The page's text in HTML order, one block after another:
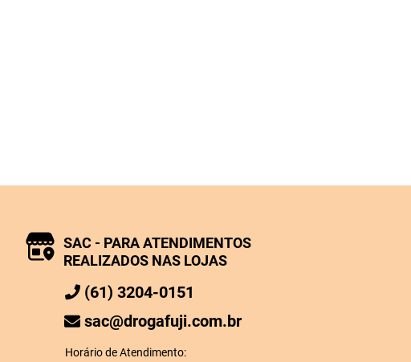
SAC - PARA ATENDIMENTOS
REALIZADOS NAS LOJAS
(61) 3204-0151
sac@drogafuji.com.br
Horário de Atendimento: